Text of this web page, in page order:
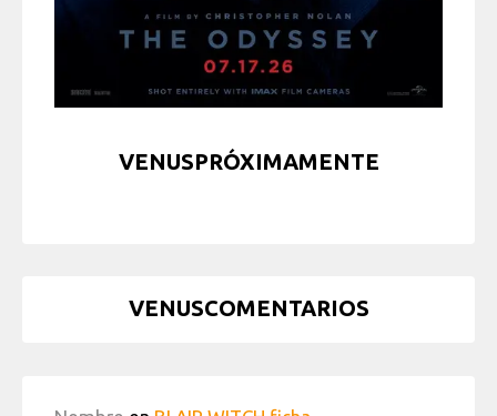
VENUSPRÓXIMAMENTE
VENUSCOMENTARIOS